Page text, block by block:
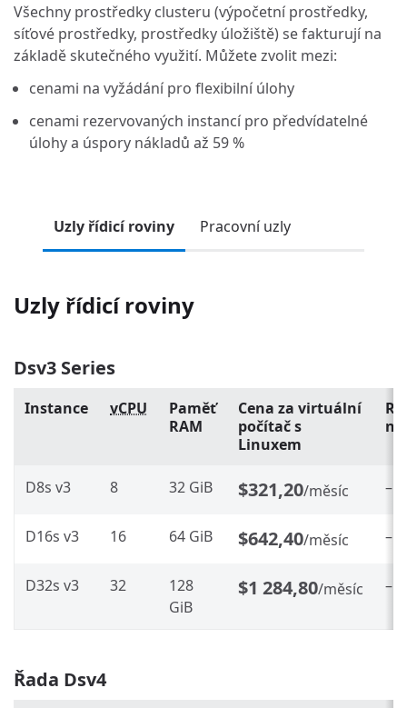
Všechny prostředky clusteru (výpočetní prostředky,
síťové prostředky, prostředky úložiště) se fakturují na
základě skutečného využití. Můžete zvolit mezi:
cenami na vyžádání pro flexibilní úlohy
cenami rezervovaných instancí pro předvídatelné
úlohy a úspory nákladů až 59 %
Uzly řídicí roviny Pracovní uzly
Uzly řídicí roviny
Dsv3 Series
Instance vCPU
Paměť
RAM
Cena za virtuální
počítač s
Linuxem
D8s v3 8 32 GiB $321,20/měsíc –
D16s v3 16 64 GiB $642,40/měsíc –
D32s v3 32
128
GiB
$1 284,80/měsíc –
Řada Dsv4